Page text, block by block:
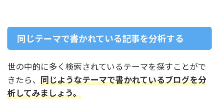
同じテーマで書かれている記事を分析する
世の中的に多く検索されているテーマを探すことがで
きたら、 同じようなテーマで書かれているブログを分
析してみましょう。